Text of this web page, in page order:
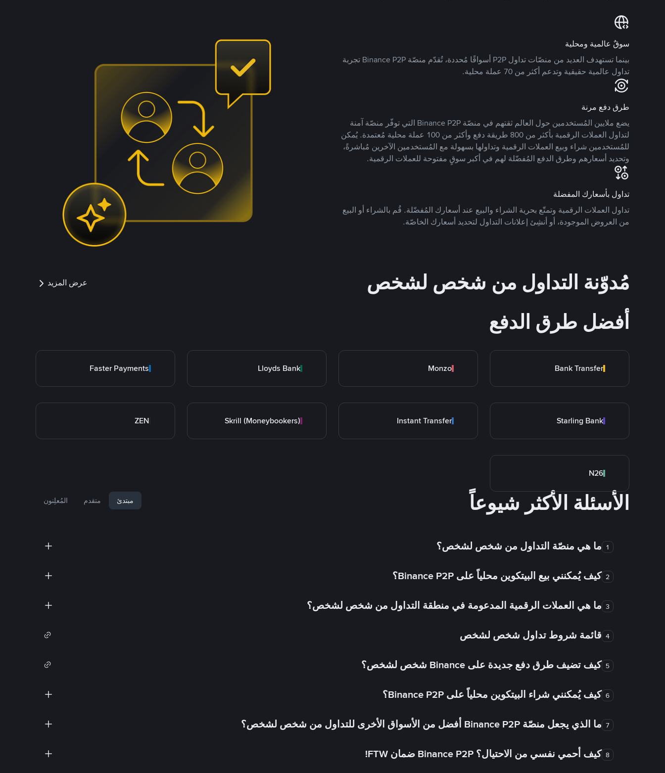
سوقٌ عالمية ومحلية
بينما تستهدف العديد من منصّات تداول P2P أسواقًا مُحددة، تُقدّم منصّة Binance P2P تجربة
تداول عالمية حقيقية وتدعم أكثر من 70 عملة محلية.
طرق دفع مرنة
يضع ملايين المُستخدمين حول العالم ثقتهم في منصّة Binance P2P التي توفّر منصّة آمنة
لتداول العملات الرقمية بأكثر من 800 طريقة دفع وأكثر من 100 عملة محلية مُعتمدة. يُمكن
للمُستخدمين شراء وبيع العملات الرقمية وتداولها بسهولة مع المُستخدمين الآخرين مُباشرةً،
وتحديد أسعارهم وطرق الدفع المُفضّلة لهم في أكبر سوقٍ مفتوحة للعملات الرقمية.
تداول بأسعارك المفضلة
تداول العملات الرقمية وتمتّع بحرية الشراء والبيع عند أسعارك المُفضّلة. قُم بالشراء أو البيع
من العروض الموجودة، أو أنشِئ إعلانات التداول لتحديد أسعارك الخاصّة.
مُدوّنة التداول من شخص لشخص عرض المزيد
أفضل طرق الدفع
Bank Transfer
Monzo
Lloyds Bank
Faster Payments
Starling Bank
Instant Transfer
Skrill (Moneybookers)
ZEN
N26
الأسئلة الأكثر شيوعاً مبتدئ متقدم المُعلِنون
1 ما هي منصّة التداول من شخص لشخص؟
2 كيف يُمكنني بيع البيتكوين محلياً على Binance P2P؟
3 ما هي العملات الرقمية المدعومة في منطقة التداول من شخص لشخص؟
4 قائمة شروط تداول شخص لشخص
5 كيف تضيف طرق دفع جديدة على Binance شخص لشخص؟
6 كيف يُمكنني شراء البيتكوين محلياً على Binance P2P؟
7 ما الذي يجعل منصّة Binance P2P أفضل من الأسواق الأخرى للتداول من شخص لشخص؟
8 كيف أحمي نفسي من الاحتيال؟ Binance P2P ضمان FTW!